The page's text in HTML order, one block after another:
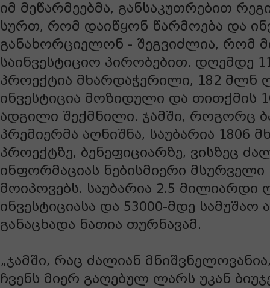
იმ მეწარმეებმა, განსაკუთრებით
სურთ, რომ დაიწყონ წარმოება და
განახორციელონ - შეგვიძლია, რომ
საინვესტიციო პირობებით. დღემდე
პროექტია მხარდაჭერილი, 182 მლნ
ინვესტიცია მოზიდული და თითქმის
ადგილი შექმნილი. ჯამში, როგორც
პრემიერმა აღნიშნა, საუბარია 1806
პროექტზე, ბენეფიციარზე, ვისზეც
ინფორმაციას ნებისმიერი მსურველი
მოიპოვებს. საუბარია 2.5 მილიარდი
ინვესტიციასა და 53000-მდე სამუშაო
განაცხადა ნათია თურნავამ.
„ჯამში, რაც ძალიან
ჩვენს მიერ გაღებულ ლარს უკან